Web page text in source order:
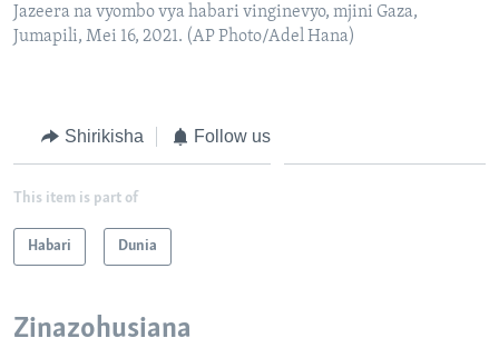
Jazeera na vyombo vya habari vinginevyo, mjini Gaza,
Jumapili, Mei 16, 2021. (AP Photo/Adel Hana)
Shirikisha Follow us
This item is part of
Habari Dunia
Zinazohusiana